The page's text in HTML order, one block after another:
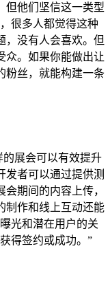
但他们坚信这一类型
很多人都觉得这种
，没有人会喜欢。但
众。如果你能做出让
粉丝，就能构建一条
的展会可以有效提升
发者可以通过提供测
期间的内容上传，
制作和线上互动还能
光和潜在用户的关
得签约或成功。”